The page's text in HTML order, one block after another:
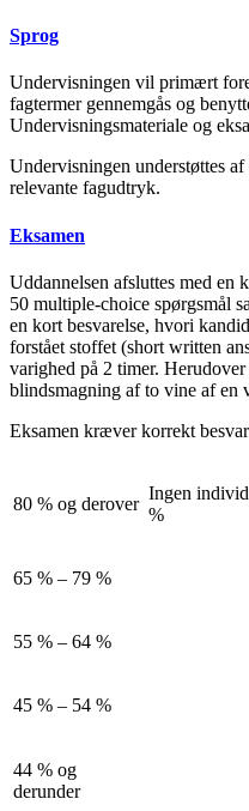
Sprog
Undervisningen vil primært
fagtermer gennemgås og
Undervisningsmateriale og
Undervisningen understøttes
relevante fagudtryk.
Eksamen
Uddannelsen afsluttes med en
50 multiple-choice spørgsmål
en kort besvarelse, hvori
forstået stoffet (short written
varighed på 2 timer. Herudover
blindsmagning af to vine af en
Eksamen kræver korrekt
80 % og derover
Ingen
%
65 % – 79 %
55 % – 64 %
45 % – 54 %
44 % og
derunder